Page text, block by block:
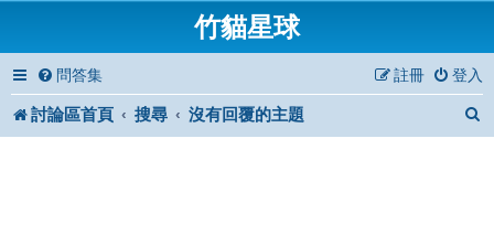
竹貓星球
問答集 登入
註冊
討論區首頁 搜尋 沒有回覆的主題